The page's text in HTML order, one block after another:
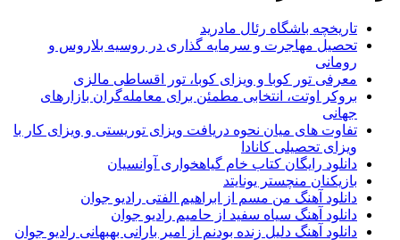
تاریخچه باشگاه رئال مادرید
تحصیل مهاجرت و سرمایه گذاری در روسیه بلاروس و
رومانی
معرفی تور کوبا و ویزای کوبا، تور اقساطی مالزی
بروکر اوتت، انتخابی مطمئن برای معامله‌گران بازارهای
جهانی
تفاوت های میان نحوه دریافت ویزای توریستی و ویزای کار با
ویزای تحصیلی کانادا
دانلود رایگان کتاب خام گیاهخواری آوانسیان
بازیکنان منچستر یونایتد
دانلود آهنگ من مسم از ابراهیم الفتی رادیو جوان
دانلود آهنگ سیاه سفید از حامیم رادیو جوان
دانلود آهنگ دلیل زنده بودنم از امیر بارانی بهبهانی رادیو جوان